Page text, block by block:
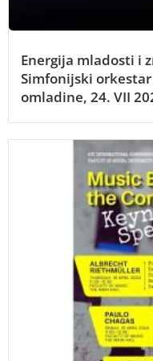
Energija mladosti i
Simfonijski
omladine, 24. VII